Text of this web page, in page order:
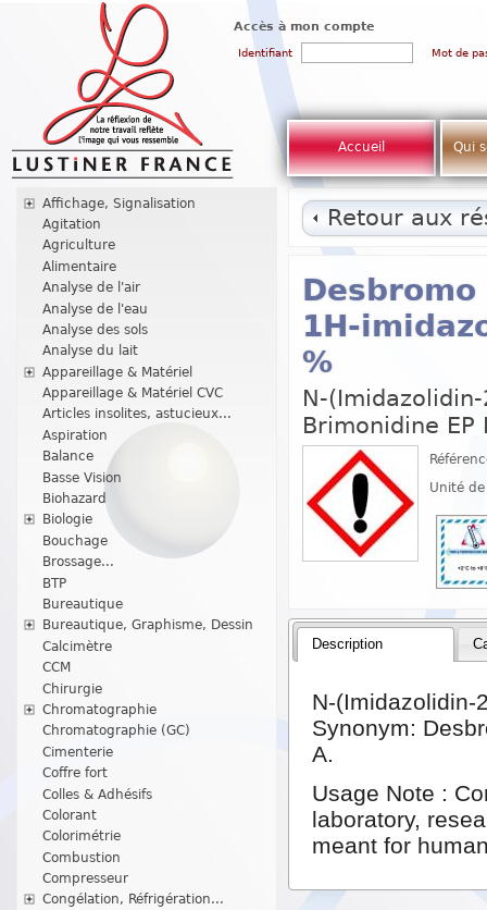
Accès à mon compte
Identifiant Mot de
Accueil Qui
Affichage, Signalisation
Agitation
Agriculture
Alimentaire
Analyse de l'air
Analyse de l'eau
Analyse des sols
Analyse du lait
Appareillage & Matériel
Appareillage & Matériel CVC
Articles insolites, astucieux...
Aspiration
Balance
Basse Vision
Biohazard
Biologie
Bouchage
Brossage...
BTP
Bureautique
Bureautique, Graphisme, Dessin
Calcimètre
CCM
Chirurgie
Chromatographie
Chromatographie (GC)
Cimenterie
Coffre fort
Colles & Adhésifs
Colorant
Colorimétrie
Combustion
Compresseur
Congélation, Réfrigération...
Retour aux
1H-
%
N-
Brimonidine EP
Unité
Description
N-(Imidazolidin-
Synonym:
A.
Usage Note :
laboratory,
meant for